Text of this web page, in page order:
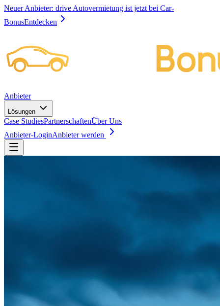
Neuer Anbieter: drive Autovermietung ist jetzt bei Car-
BonusEntdecken
Anbieter
Lösungen
Case StudiesPartnerschaftenÜber Uns
Anbieter-LoginAnbieter werden